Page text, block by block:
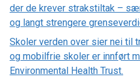
der de krever strakstiltak –
og langt strengere
Skoler verden over sier nei til
og mobilfrie skoler er innført
Environmental Health Trust.